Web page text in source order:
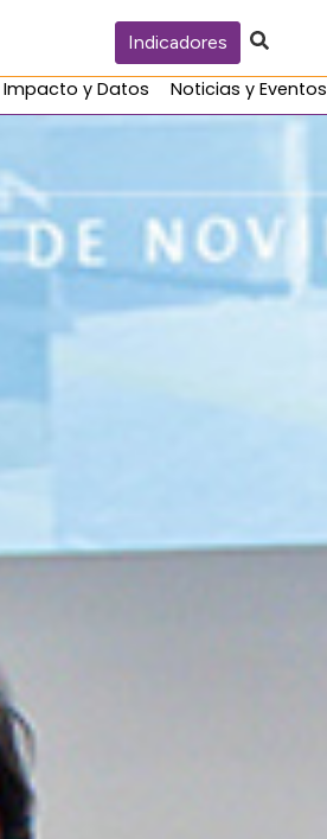
Indicadores
Impacto y Datos Noticias y Eventos